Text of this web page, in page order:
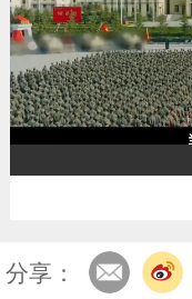
分享：